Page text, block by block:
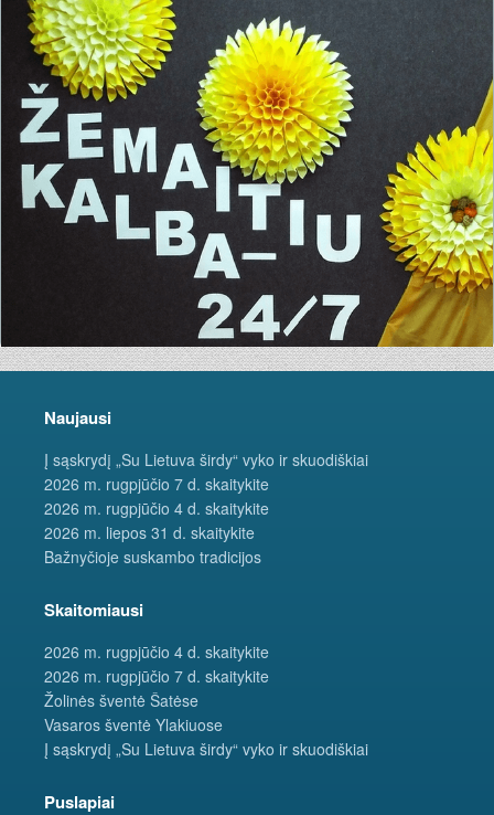
Naujausi
Į sąskrydį „Su Lietuva širdy“ vyko ir skuodiškiai
2026 m. rugpjūčio 7 d. skaitykite
2026 m. rugpjūčio 4 d. skaitykite
2026 m. liepos 31 d. skaitykite
Bažnyčioje suskambo tradicijos
Skaitomiausi
2026 m. rugpjūčio 4 d. skaitykite
2026 m. rugpjūčio 7 d. skaitykite
Žolinės šventė Šatėse
Vasaros šventė Ylakiuose
Į sąskrydį „Su Lietuva širdy“ vyko ir skuodiškiai
Puslapiai